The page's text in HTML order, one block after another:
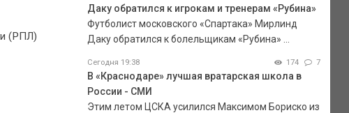
(РПЛ)
Даку обратился к игрокам и тренерам «Рубина»
Футболист московского «Спартака» Мирлинд
Даку обратился к болельщикам «Рубина» ...
Сегодня 19:38 174 7
В «Краснодаре» лучшая вратарская школа в
России - СМИ
Этим летом ЦСКА усилился Максимом Бориско из